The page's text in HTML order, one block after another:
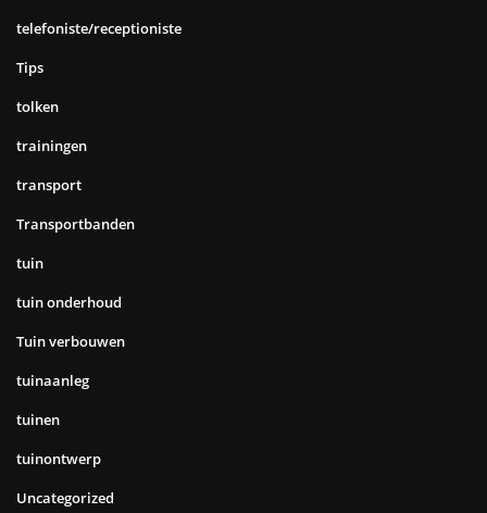
telefoniste/receptioniste
Tips
tolken
trainingen
transport
Transportbanden
tuin
tuin onderhoud
Tuin verbouwen
tuinaanleg
tuinen
tuinontwerp
Uncategorized